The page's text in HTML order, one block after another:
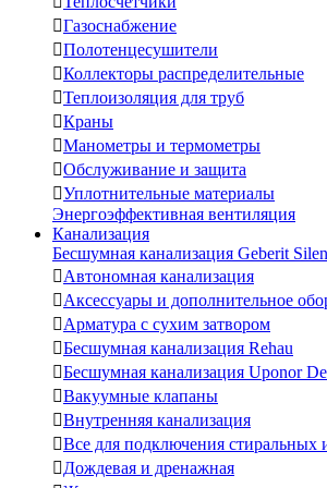
Газоснабжение
Полотенцесушители
Коллекторы распределительные
Теплоизоляция для труб
Краны
Манометры и термометры
Обслуживание и защита
Уплотнительные материалы
Энергоэффективная вентиляция
Канализация
Бесшумная канализация Geberit
Автономная канализация
Аксессуары и дополнительное
Арматура с сухим затвором
Бесшумная канализация Rehau
Бесшумная канализация Uponor
Вакуумные клапаны
Внутренняя канализация
Все для подключения
Дождевая и дренажная